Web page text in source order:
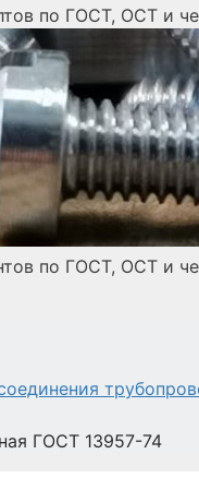
по ГОСТ, ОСТ и
по ГОСТ, ОСТ и
ГОСТ 13957-74